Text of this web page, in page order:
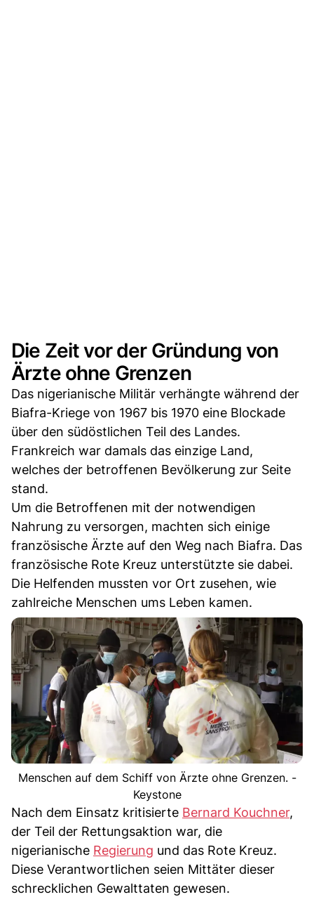
Die Zeit vor der Gründung von
Ärzte ohne Grenzen
Das nigerianische Militär verhängte während der
Biafra-Kriege von 1967 bis 1970 eine Blockade
über den südöstlichen Teil des Landes.
Frankreich war damals das einzige Land,
welches der betroffenen Bevölkerung zur Seite
stand.
Um die Betroffenen mit der notwendigen
Nahrung zu versorgen, machten sich einige
französische Ärzte auf den Weg nach Biafra. Das
französische Rote Kreuz unterstützte sie dabei.
Die Helfenden mussten vor Ort zusehen, wie
zahlreiche Menschen ums Leben kamen.
Menschen auf dem Schiff von Ärzte ohne Grenzen. -
Keystone
Nach dem Einsatz kritisierte Bernard Kouchner,
der Teil der Rettungsaktion war, die
nigerianische Regierung und das Rote Kreuz.
Diese Verantwortlichen seien Mittäter dieser
schrecklichen Gewalttaten gewesen.